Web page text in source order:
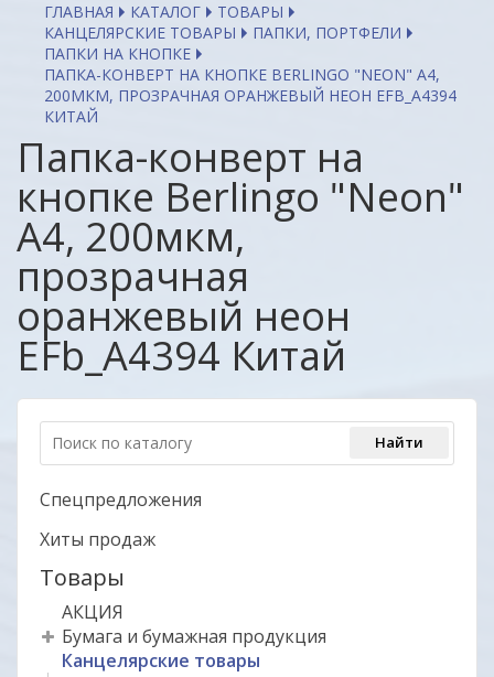
ГЛАВНАЯ КАТАЛОГ
ТОВАРЫ
КАНЦЕЛЯРСКИЕ ТОВАРЫ
ПАПКИ, ПОРТФЕЛИ
ПАПКИ НА КНОПКЕ
ПАПКА-КОНВЕРТ НА КНОПКЕ BERLINGO "NEON" А4,
200МКМ, ПРОЗРАЧНАЯ ОРАНЖЕВЫЙ НЕОН EFB_A4394
КИТАЙ
Папка-конверт на
кнопке Berlingo "Neon"
А4, 200мкм,
прозрачная
оранжевый неон
EFb_A4394 Китай
Спецпредложения
Хиты продаж
Товары
АКЦИЯ
Бумага и бумажная продукция
Канцелярские товары